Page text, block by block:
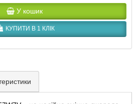
У кошик
КУПИТИ В 1 КЛІК